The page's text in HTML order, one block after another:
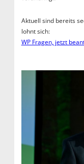
Aktuell sind bereits
lohnt sich:
WP Fragen, jetzt